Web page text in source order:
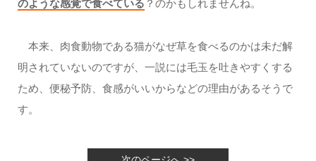
のような感覚で食べている ？のかもしれませんね。
本来、肉食動物である猫がなぜ草を食べるのかは未だ解
明されていないのですが、一説には毛玉を吐きやすくする
ため、便秘予防、食感がいいからなどの理由があるそうで
す。